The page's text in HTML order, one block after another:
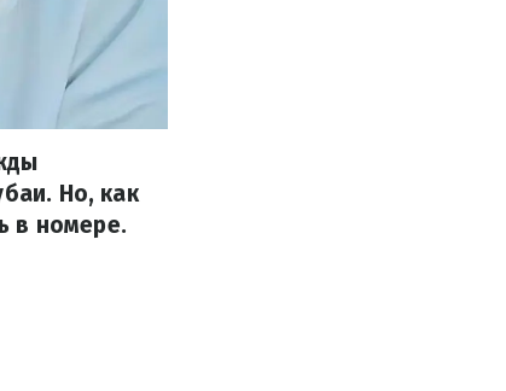
Но, как
в номере.